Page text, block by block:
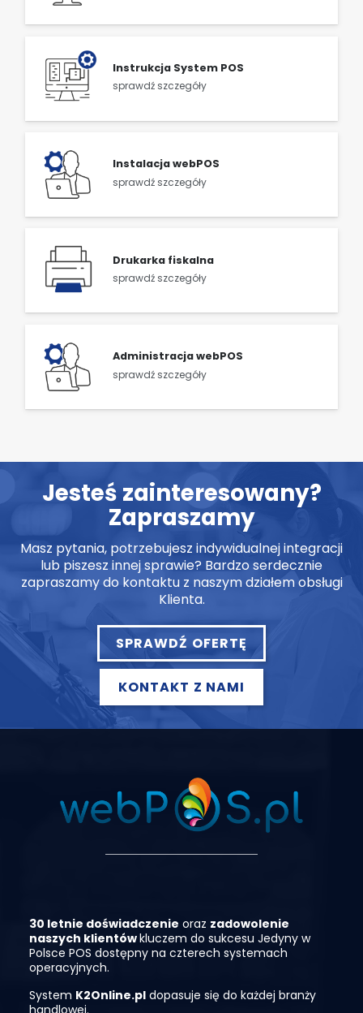
Instrukcja System POS
sprawdź szczegóły
Instalacja webPOS
sprawdź szczegóły
Drukarka fiskalna
sprawdź szczegóły
Administracja webPOS
sprawdź szczegóły
Jesteś zainteresowany?
Zapraszamy
Masz pytania, potrzebujesz indywidualnej integracji
lub piszesz innej sprawie? Bardzo serdecznie
zapraszamy do kontaktu z naszym działem obsługi
Klienta.
SPRAWDŹ OFERTĘ
KONTAKT Z NAMI
30 letnie doświadczenie oraz zadowolenie
naszych klientówkluczem do sukcesu Jedyny w
Polsce POS dostępny na czterech systemach
operacyjnych.
System K2Online.pldopasuje się do każdej branży